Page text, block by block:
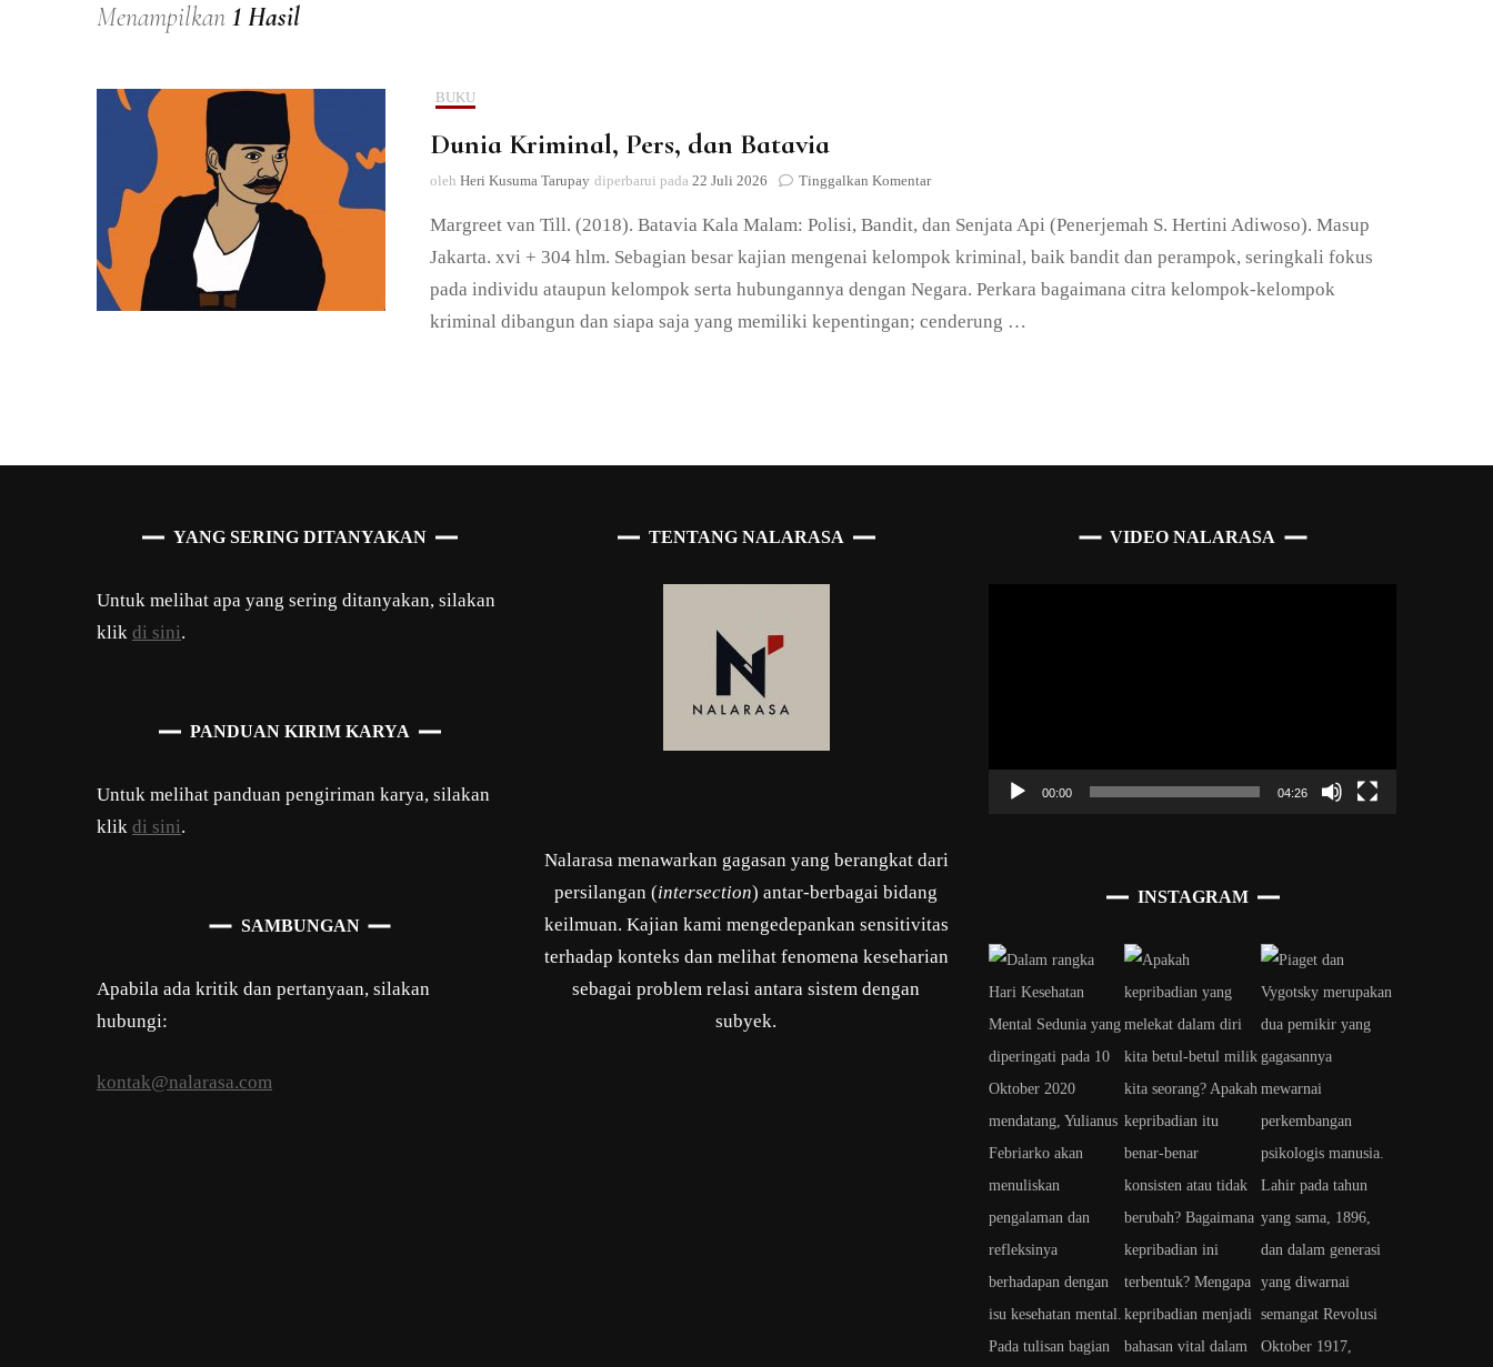
Menampilkan 1 Hasil
BUKU
Dunia Kriminal, Pers, dan Batavia
oleh Heri Kusuma Tarupay diperbarui pada 22 Juli 2026 Tinggalkan Komentarpada
Kriminal,
Pers,
dan
Batavia
Margreet van Till. (2018). Batavia Kala Malam: Polisi, Bandit, dan Senjata Api (Penerjemah S. Hertini Adiwoso). Masup
Jakarta. xvi + 304 hlm. Sebagian besar kajian mengenai kelompok kriminal, baik bandit dan perampok, seringkali fokus
pada individu ataupun kelompok serta hubungannya dengan Negara. Perkara bagaimana citra kelompok-kelompok
kriminal dibangun dan siapa saja yang memiliki kepentingan; cenderung …
YANG SERING DITANYAKAN
Untuk melihat apa yang sering ditanyakan, silakan
klik di sini.
PANDUAN KIRIM KARYA
Untuk melihat panduan pengiriman karya, silakan
klik di sini.
SAMBUNGAN
Apabila ada kritik dan pertanyaan, silakan
hubungi:
kontak@nalarasa.com
TENTANG NALARASA
Nalarasa menawarkan gagasan yang berangkat dari
persilangan (intersection) antar-berbagai bidang
keilmuan. Kajian kami mengedepankan sensitivitas
terhadap konteks dan melihat fenomena keseharian
sebagai problem relasi antara sistem dengan
subyek.
VIDEO NALARASA
00:00 04:26
INSTAGRAM